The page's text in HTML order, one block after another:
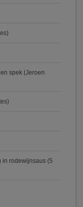
spek (Jeroen
in rodewijnsaus (5